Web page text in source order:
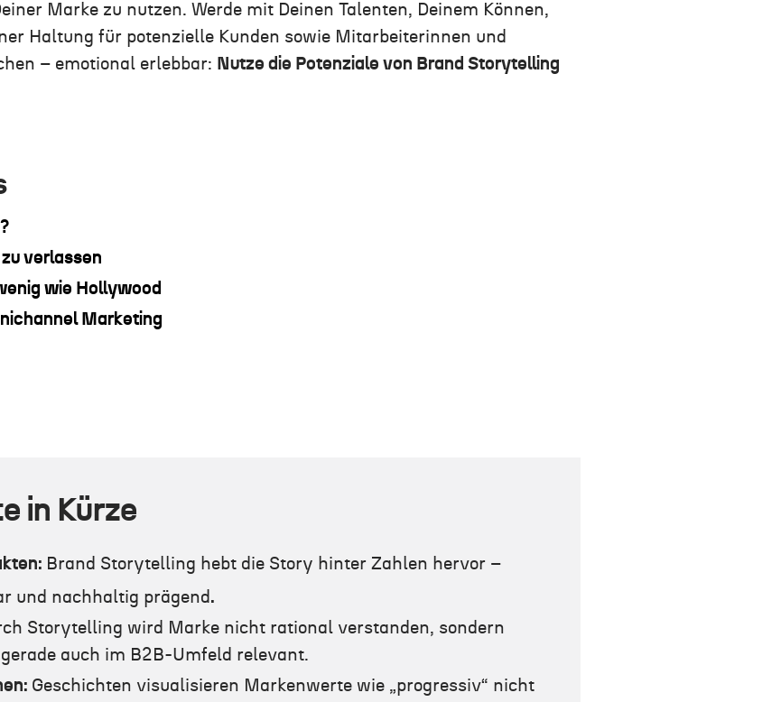
Marke zu nutzen. Werde mit Deinen Talenten, Deinem Können,
Haltung für potenzielle Kunden sowie Mitarbeiterinnen und
– emotional erlebbar: Nutze die Potenziale von Brand Storytelling
verlassen
wie Hollywood
Marketing
in Kürze
Brand Storytelling hebt die Story hinter Zahlen hervor –
und nachhaltig prägend .
Storytelling wird Marke nicht rational verstanden, sondern
auch im B2B-Umfeld relevant.
Geschichten visualisieren Markenwerte wie „progressiv“ nicht